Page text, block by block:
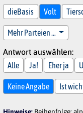
dieBasis Volt
Mehr Parteien …
Antwort auswählen:
Alle
Ja! Eher ja
Keine Angabe Ist
Hinweise: Reihenfolge: